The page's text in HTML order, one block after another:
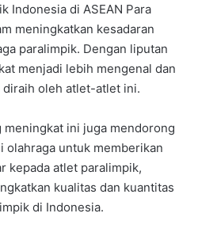
Indonesia di ASEAN Para
meningkatkan kesadaran
paralimpik. Dengan liputan
menjadi lebih mengenal dan
oleh atlet-atlet ini.
meningkat ini juga mendorong
olahraga untuk memberikan
kepada atlet paralimpik,
kualitas dan kuantitas
di Indonesia.